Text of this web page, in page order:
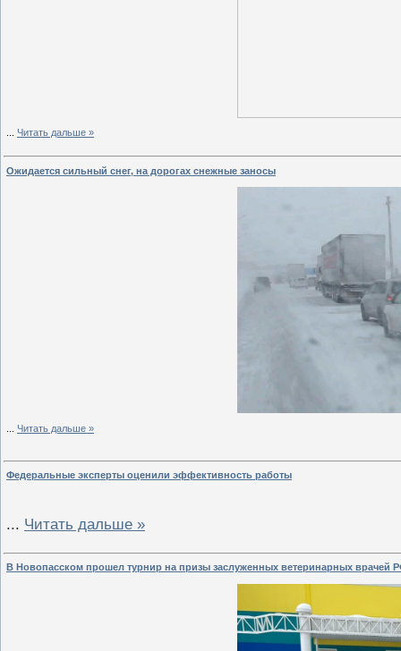
Читать дальше »
Ожидается сильный снег, на дорогах снежные заносы
Читать дальше »
Федеральные эксперты оценили эффективность работы
... Читать дальше »
В Новопасском прошел турнир на призы заслуженных ветеринарных врачей